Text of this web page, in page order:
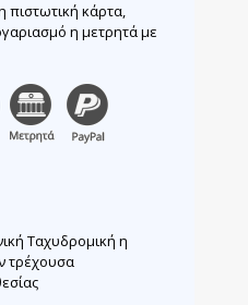
πιστωτική κάρτα,
η μετρητά με
Ταχυδρομική η
τρέχουσα